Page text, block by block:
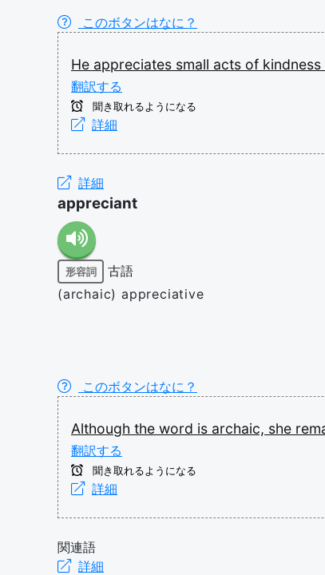
このボタンはなに？
He appreciates small acts of kindness
翻訳する
聞き取れるようになる
詳細
詳細
appreciant
形容詞
古語
(archaic) appreciative
このボタンはなに？
Although the word is archaic, she
翻訳する
聞き取れるようになる
詳細
関連語
詳細